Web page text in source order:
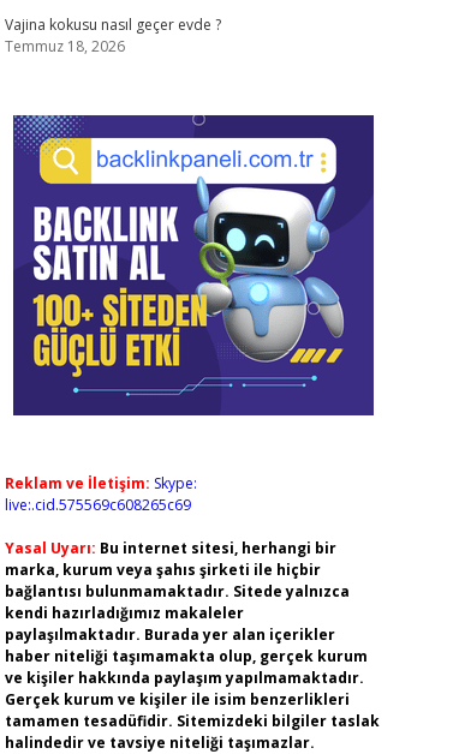
Vajina kokusu nasıl geçer evde ?
Temmuz 18, 2026
Reklam ve İletişim: Skype:
live:.cid.575569c608265c69
Yasal Uyarı: Bu internet sitesi, herhangi bir
marka, kurum veya şahıs şirketi ile hiçbir
bağlantısı bulunmamaktadır. Sitede yalnızca
kendi hazırladığımız makaleler
paylaşılmaktadır. Burada yer alan içerikler
haber niteliği taşımamakta olup, gerçek kurum
ve kişiler hakkında paylaşım yapılmamaktadır.
Gerçek kurum ve kişiler ile isim benzerlikleri
tamamen tesadüfidir. Sitemizdeki bilgiler taslak
halindedir ve tavsiye niteliği taşımazlar.